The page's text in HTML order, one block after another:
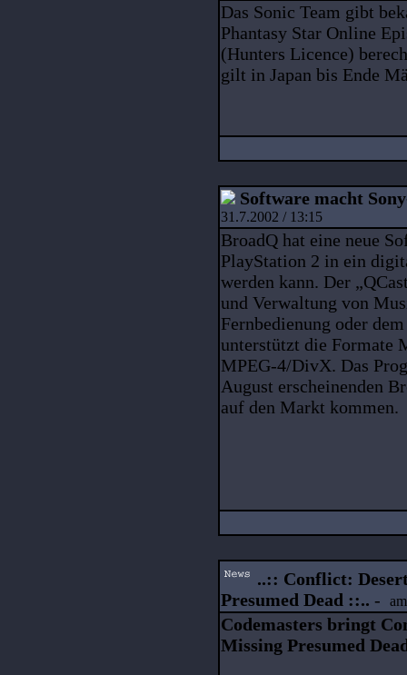
Das Sonic Team gibt
Phantasy Star Online
(Hunters Licence)
gilt in Japan bis Ende
Software macht
31.7.2002 / 13:15
BroadQ hat eine neue
PlayStation 2 in ein
werden kann. Der
und Verwaltung von
Fernbedienung oder
unterstützt die Formate
MPEG-4/DivX. Das
August erscheinenden
auf den Markt kommen.
..:: Conflict:
Presumed Dead ::.. -
Codemasters bringt
Missing Presumed